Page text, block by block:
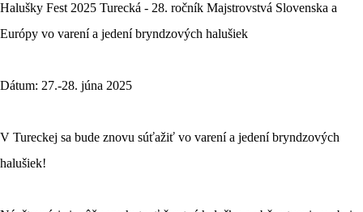
Halušky Fest 2025 Turecká - 28. ročník Majstrovstvá Slovenska a
Európy vo varení a jedení bryndzových halušiek
Dátum: 27.-28. júna 2025
V Tureckej sa bude znovu súťažiť vo varení a jedení bryndzových
halušiek!